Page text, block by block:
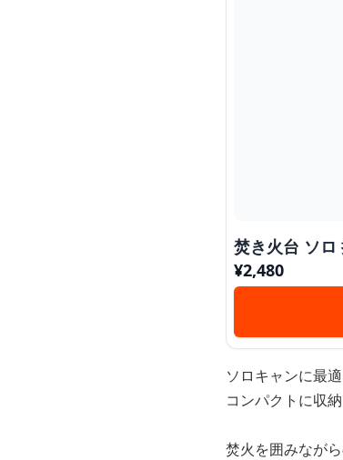
焚き火台 ソロ
¥2,480
ソロキャンに最
コンパクトに収
焚火を囲みなが